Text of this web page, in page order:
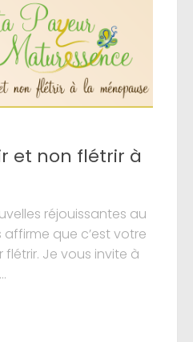
et non flétrir à
réjouissantes au
que c’est votre
Je vous invite à